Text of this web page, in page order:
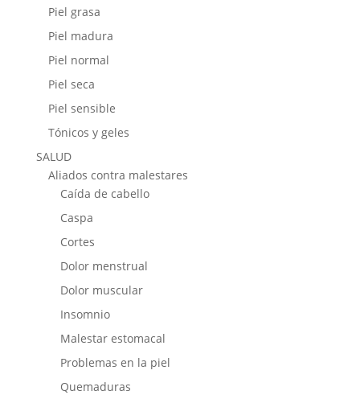
Piel grasa
Piel madura
Piel normal
Piel seca
Piel sensible
Tónicos y geles
SALUD
Aliados contra malestares
Caída de cabello
Caspa
Cortes
Dolor menstrual
Dolor muscular
Insomnio
Malestar estomacal
Problemas en la piel
Quemaduras